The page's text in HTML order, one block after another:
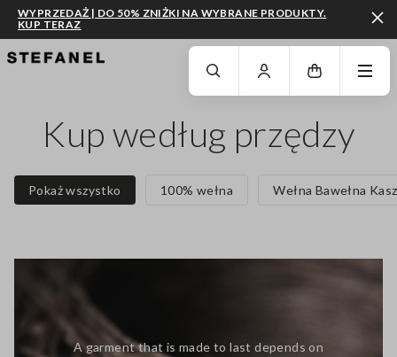
PRZEJDŹ DO GŁÓWNEJ TREŚCI PRZEWIŃ NA DÓŁ STRONY
WYPRZEDAŻ | DO 50% ZNIŻKI NA WYBRANE PRODUKTY.
KUP TERAZ
Kup według przędzy
Pokaż wszystko 100% wełna Wełna Bawełna
A garment that is made to last depends on